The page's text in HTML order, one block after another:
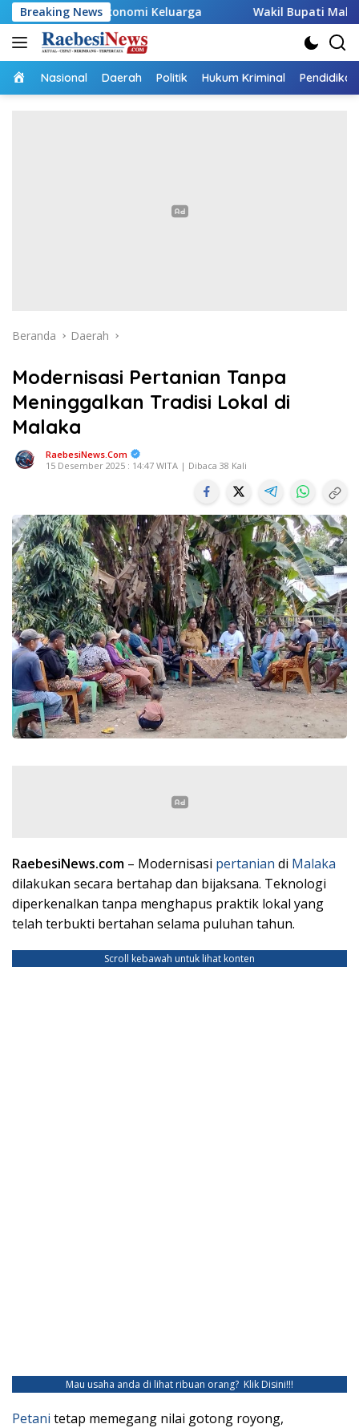
Langsung
ke
konten
Breaking News
Ekonomi Keluarga Wakil Bupati Malaka HMS
Home
Nasional Daerah Politik Hukum Kriminal Pendidikan
Beranda Daerah
Modernisasi Pertanian Tanpa
Meninggalkan Tradisi Lokal di
Malaka
RaebesiNews.Com
15 Desember 2025 : 14:47 WITA | Dibaca 38 Kali
RaebesiNews.com – Modernisasi pertanian di Malaka
dilakukan secara bertahap dan bijaksana. Teknologi
diperkenalkan tanpa menghapus praktik lokal yang
telah terbukti bertahan selama puluhan tahun.
Scroll kebawah untuk lihat konten
Mau usaha anda di lihat ribuan orang? Klik Disini!!!
Petani tetap memegang nilai gotong royong,